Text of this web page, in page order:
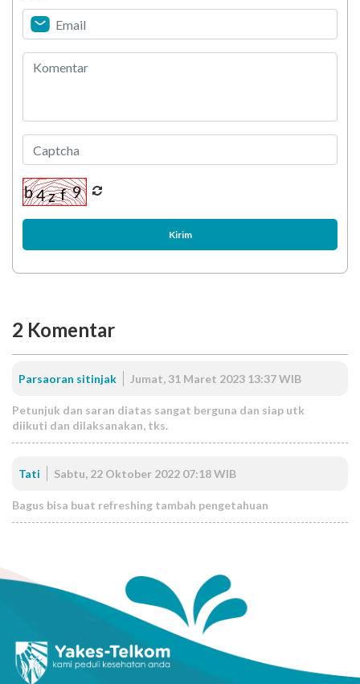
Kirim
2 Komentar
Parsaoran sitinjak Jumat, 31 Maret 2023 13:37 WIB
Petunjuk dan saran diatas sangat berguna dan siap utk
diikuti dan dilaksanakan, tks.
Tati Sabtu, 22 Oktober 2022 07:18 WIB
Bagus bisa buat refreshing tambah pengetahuan